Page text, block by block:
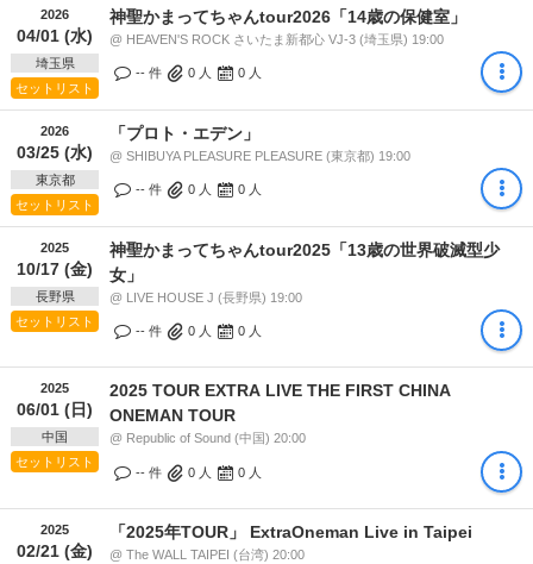
2026
04/01 (水)
埼玉県
セットリスト
神聖かまってちゃんtour2026「14歳の保健室」
@ HEAVEN'S ROCK さいたま新都心 VJ-3 (埼玉県) 19:00
-- 件 0 人 0 人
2026
03/25 (水)
東京都
セットリスト
「プロト・エデン」
@ SHIBUYA PLEASURE PLEASURE (東京都) 19:00
-- 件 0 人 0 人
2025
10/17 (金)
長野県
セットリスト
神聖かまってちゃんtour2025「13歳の世界破滅型少
女」
@ LIVE HOUSE J (長野県) 19:00
-- 件 0 人 0 人
2025
06/01 (日)
中国
セットリスト
2025 TOUR EXTRA LIVE THE FIRST CHINA
ONEMAN TOUR
@ Republic of Sound (中国) 20:00
-- 件 0 人 0 人
2025
02/21 (金)
「2025年TOUR」 ExtraOneman Live in Taipei
@ The WALL TAIPEI (台湾) 20:00